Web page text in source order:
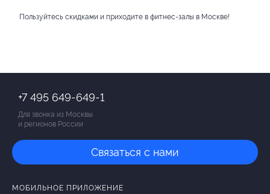
Пользуйтесь скидками и приходите в фитнес-залы в Москве!
+7 495 649-649-1
Для звонка из Москвы
и регионов России
Связаться с нами
МОБИЛЬНОЕ ПРИЛОЖЕНИЕ